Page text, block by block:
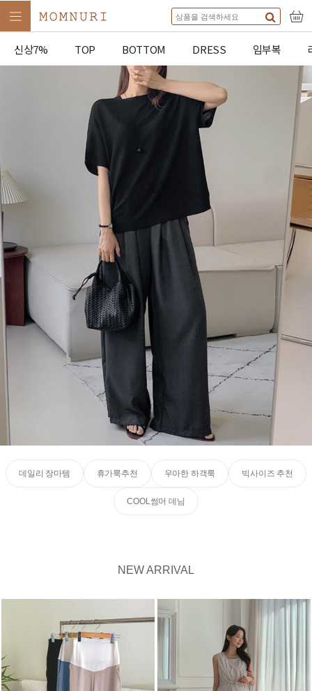
신상7% TOP BOTTOM DRESS 임부복
데일리 장마템 휴가룩추천 우아한 하객룩 빅사이즈 추천
COOL썸머 데님
NEW ARRIVAL